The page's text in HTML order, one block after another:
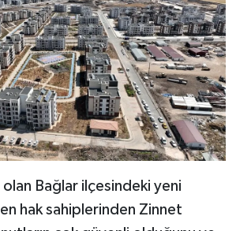
Bağlar ilçesindeki yeni
hak sahiplerinden Zinnet